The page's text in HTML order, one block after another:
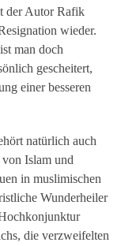
der Autor Rafik
wieder.
man doch
gescheitert,
einer besseren
natürlich auch
Islam und
in muslimischen
Wunderheiler
die verzweifelten